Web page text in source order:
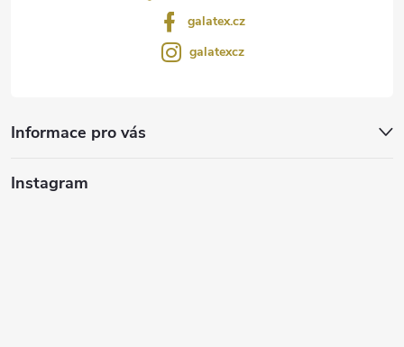
galatex.cz
galatexcz
Informace pro vás
Instagram